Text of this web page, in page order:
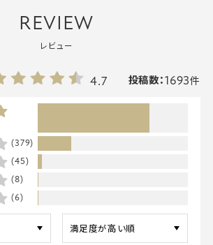
REVIEW
レビュー
4.7 投稿数：1693件
(379)
(45)
(8)
(6)